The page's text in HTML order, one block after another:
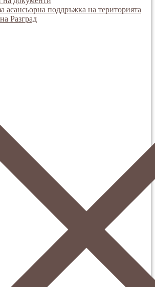
асансьорна поддръжка на територията
Разград